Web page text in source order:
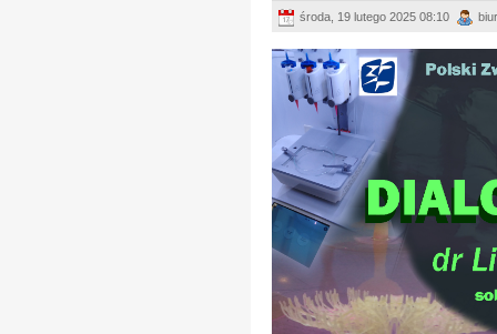
środa, 19 lutego 2025 08:10